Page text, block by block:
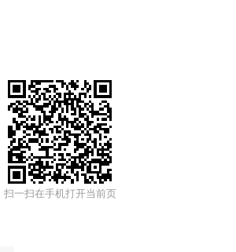
扫一扫在手机打开当前页